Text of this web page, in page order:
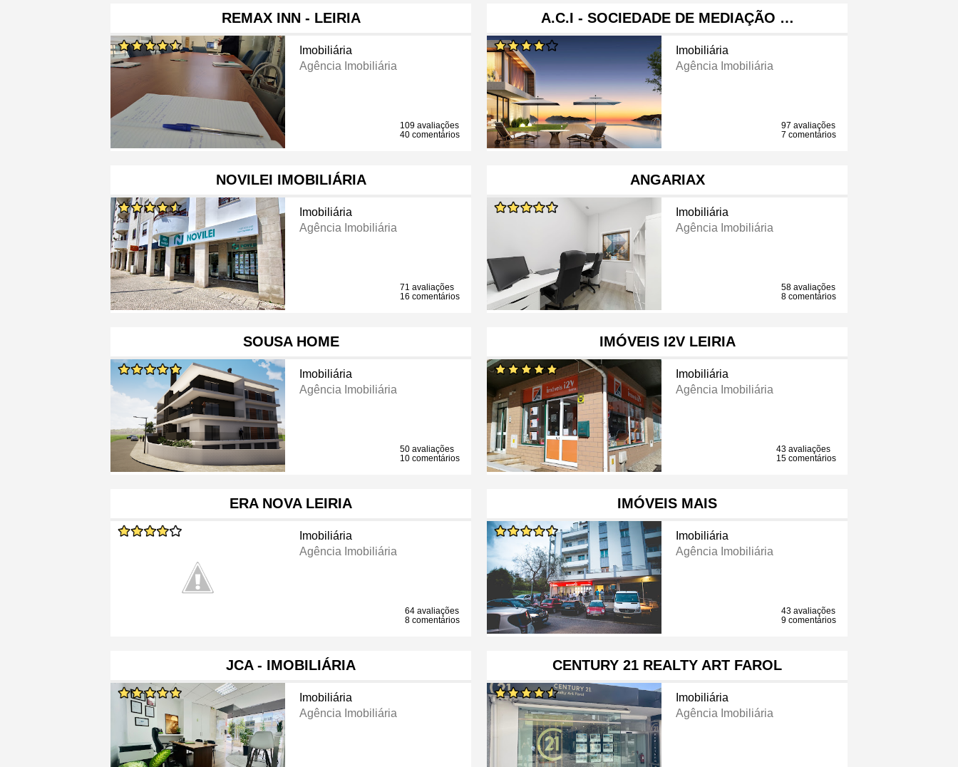
REMAX INN - LEIRIA
Imobiliária
Agência Imobiliária
109 avaliações
40 comentários
A.C.I - SOCIEDADE DE MEDIAÇÃO …
Imobiliária
Agência Imobiliária
97 avaliações
7 comentários
NOVILEI IMOBILIÁRIA
Imobiliária
Agência Imobiliária
71 avaliações
16 comentários
ANGARIAX
Imobiliária
Agência Imobiliária
58 avaliações
8 comentários
SOUSA HOME
Imobiliária
Agência Imobiliária
50 avaliações
10 comentários
IMÓVEIS I2V LEIRIA
Imobiliária
Agência Imobiliária
43 avaliações
15 comentários
ERA NOVA LEIRIA
Imobiliária
Agência Imobiliária
64 avaliações
8 comentários
IMÓVEIS MAIS
Imobiliária
Agência Imobiliária
43 avaliações
9 comentários
JCA - IMOBILIÁRIA
Imobiliária
Agência Imobiliária
CENTURY 21 REALTY ART FAROL
Imobiliária
Agência Imobiliária